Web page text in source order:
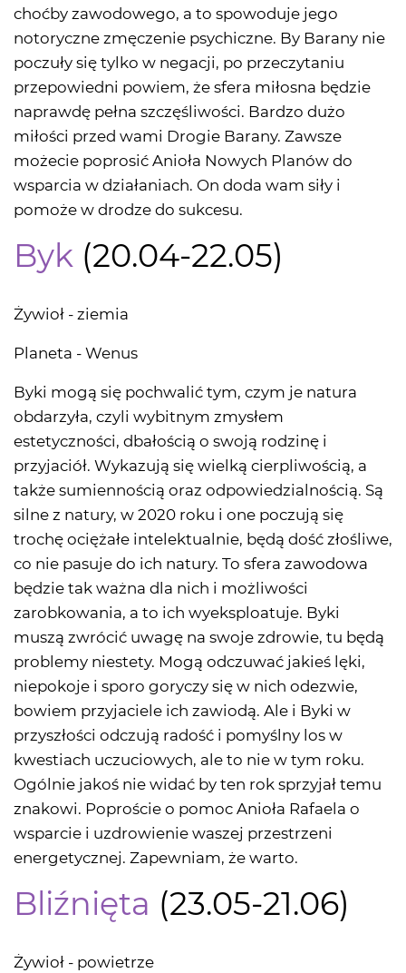
choćby zawodowego, a to spowoduje jego
notoryczne zmęczenie psychiczne. By Barany nie
poczuły się tylko w negacji, po przeczytaniu
przepowiedni powiem, że sfera miłosna będzie
naprawdę pełna szczęśliwości. Bardzo dużo
miłości przed wami Drogie Barany. Zawsze
możecie poprosić Anioła Nowych Planów do
wsparcia w działaniach. On doda wam siły i
pomoże w drodze do sukcesu.
Byk (20.04-22.05)
Żywioł - ziemia
Planeta - Wenus
Byki mogą się pochwalić tym, czym je natura
obdarzyła, czyli wybitnym zmysłem
estetyczności, dbałością o swoją rodzinę i
przyjaciół. Wykazują się wielką cierpliwością, a
także sumiennością oraz odpowiedzialnością. Są
silne z natury, w 2020 roku i one poczują się
trochę ociężałe intelektualnie, będą dość złośliwe,
co nie pasuje do ich natury. To sfera zawodowa
będzie tak ważna dla nich i możliwości
zarobkowania, a to ich wyeksploatuje. Byki
muszą zwrócić uwagę na swoje zdrowie, tu będą
problemy niestety. Mogą odczuwać jakieś lęki,
niepokoje i sporo goryczy się w nich odezwie,
bowiem przyjaciele ich zawiodą. Ale i Byki w
przyszłości odczują radość i pomyślny los w
kwestiach uczuciowych, ale to nie w tym roku.
Ogólnie jakoś nie widać by ten rok sprzyjał temu
znakowi. Poproście o pomoc Anioła Rafaela o
wsparcie i uzdrowienie waszej przestrzeni
energetycznej. Zapewniam, że warto.
Bliźnięta (23.05-21.06)
Żywioł - powietrze